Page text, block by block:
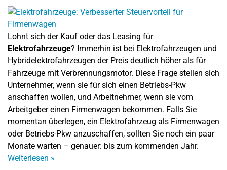
Lohnt sich der Kauf oder das Leasing für
Elektrofahrzeuge? Immerhin ist bei Elektrofahrzeugen und
Hybridelektrofahrzeugen der Preis deutlich höher als für
Fahrzeuge mit Verbrennungsmotor. Diese Frage stellen sich
Unternehmer, wenn sie für sich einen Betriebs-Pkw
anschaffen wollen, und Arbeitnehmer, wenn sie vom
Arbeitgeber einen Firmenwagen bekommen. Falls Sie
momentan überlegen, ein Elektrofahrzeug als Firmenwagen
oder Betriebs-Pkw anzuschaffen, sollten Sie noch ein paar
Monate warten – genauer: bis zum kommenden Jahr.
Weiterlesen »